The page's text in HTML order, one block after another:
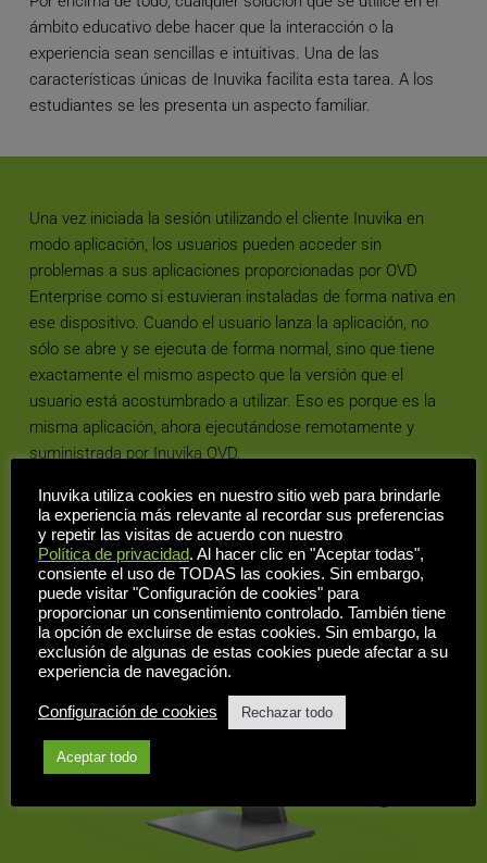
ámbito educativo debe hacer que la interacción o la
experiencia sean sencillas e intuitivas. Una de las
características únicas de Inuvika facilita esta tarea. A los
estudiantes se les presenta un aspecto familiar.
Una vez iniciada la sesión utilizando el cliente Inuvika en
modo aplicación, los usuarios pueden acceder sin
problemas a sus aplicaciones proporcionadas por OVD
Enterprise como si estuvieran instaladas de forma nativa en
ese dispositivo. Cuando el usuario lanza la aplicación, no
sólo se abre y se ejecuta de forma normal, sino que tiene
exactamente el mismo aspecto que la versión que el
usuario está acostumbrado a utilizar. Eso es porque es la
misma aplicación, ahora ejecutándose remotamente y
suministrada por Inuvika OVD.
Inuvika utiliza cookies en nuestro sitio web para brindarle
la experiencia más relevante al recordar sus preferencias
y repetir las visitas de acuerdo con nuestro
Política de privacidad. Al hacer clic en "Aceptar todas",
consiente el uso de TODAS las cookies. Sin embargo,
puede visitar "Configuración de cookies" para
proporcionar un consentimiento controlado. También tiene
la opción de excluirse de estas cookies. Sin embargo, la
exclusión de algunas de estas cookies puede afectar a su
experiencia de navegación.
Configuración de cookies Rechazar todo
Aceptar todo